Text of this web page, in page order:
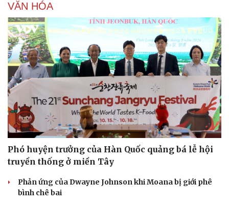
VĂN HÓA
Phó huyện trưởng của Hàn Quốc quảng bá lễ hội
truyền thống ở miền Tây
Phản ứng của Dwayne Johnson khi Moana bị giới phê
bình chê bai